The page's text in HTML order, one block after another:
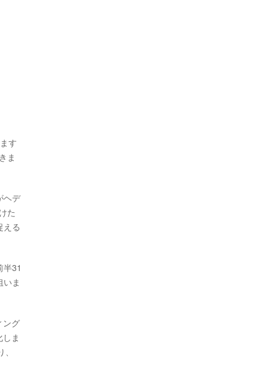
す
ま
ヘデ
た
える
31
ま
ング
ま